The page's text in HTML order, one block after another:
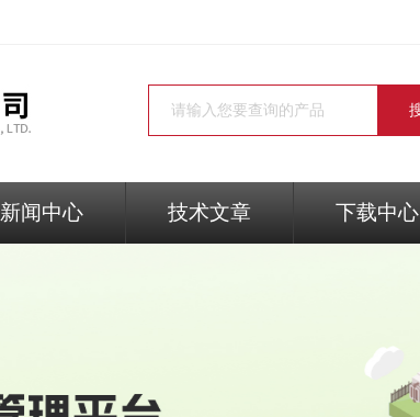
新闻中心 技术文章 下载中心